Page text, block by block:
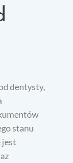
dentysty,
stanu
jest